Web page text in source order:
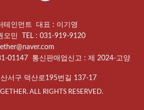
테인먼트 대표 : 이기영
오민 TEL : 031-919-9120
01147 통신판매업신고 : 제 2024-고양
서구 덕산로195번길 137-17
ALL RIGHTS RESERVED.